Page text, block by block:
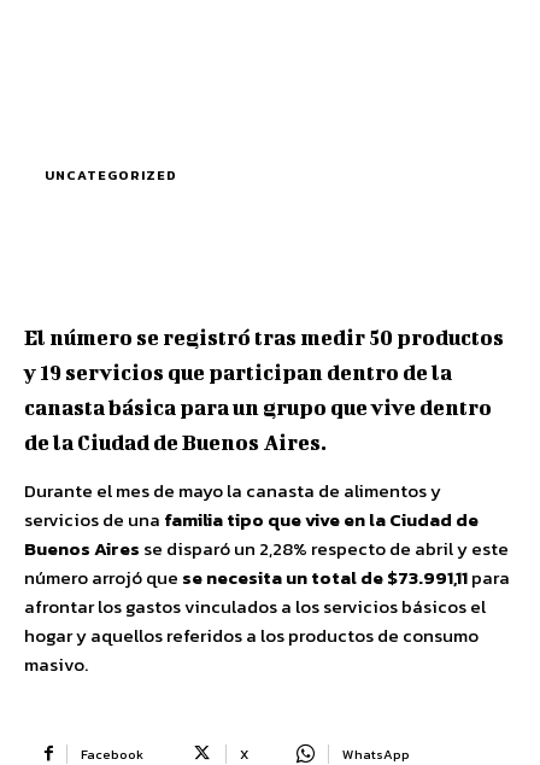
UNCATEGORIZED
El número se registró tras medir 50 productos
y 19 servicios que participan dentro de la
canasta básica para un grupo que vive dentro
de la Ciudad de Buenos Aires.
Durante el mes de mayo la canasta de alimentos y
servicios de una familia tipo que vive en la Ciudad de
Buenos Aires se disparó un 2,28% respecto de abril y este
número arrojó que se necesita un total de $73.991,11para
afrontar los gastos vinculados a los servicios básicos el
hogar y aquellos referidos a los productos de consumo
masivo.
Facebook X WhatsApp